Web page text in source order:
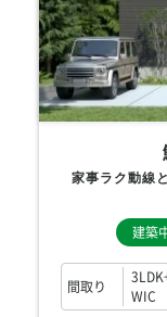
家事ラク動線
建築
間取り
WIC